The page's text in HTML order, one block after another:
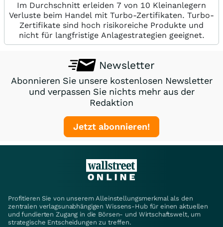
Im Durchschnitt erleiden 7 von 10 Kleinanlegern
Verluste beim Handel mit Turbo-Zertifikaten. Turbo-
Zertifikate sind hoch risikoreiche Produkte und
nicht für langfristige Anlagestrategien geeignet.
Newsletter
Abonnieren Sie unsere kostenlosen Newsletter
und verpassen Sie nichts mehr aus der
Redaktion
Jetzt abonnieren!
Profitieren Sie von unserem Alleinstellungsmerkmal als den
zentralen verlagsunabhängigen Wissens-Hub für einen aktuellen
und fundierten Zugang in die Börsen- und Wirtschaftswelt, um
strategische Entscheidungen zu treffen.